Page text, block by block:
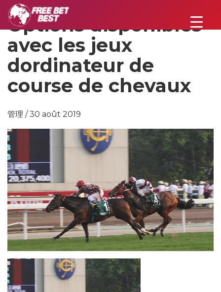
Options disponibles
avec les jeux
dordinateur de
course de chevaux
管理 / 30 août 2019